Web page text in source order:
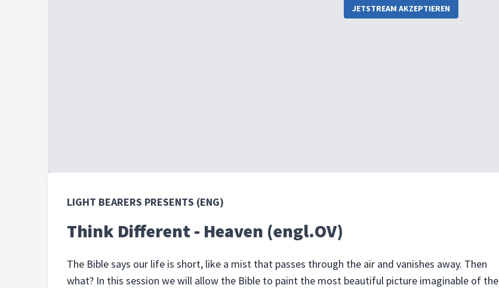
JETSTREAM AKZEPTIEREN
LIGHT BEARERS PRESENTS (ENG)
Think Different - Heaven (engl.OV)
The Bible says our life is short, like a mist that passes through the air and vanishes away. Then
what? In this session we will allow the Bible to paint the most beautiful picture imaginable of the